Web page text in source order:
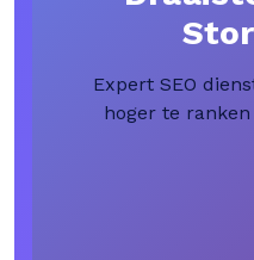
Expert SEO
hoger te